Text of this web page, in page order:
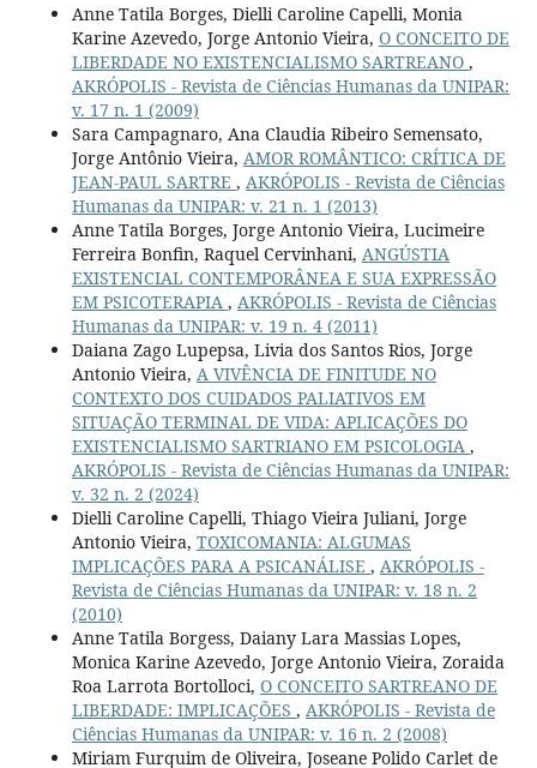
Anne Tatila Borges, Dielli Caroline Capelli, Monia
Karine Azevedo, Jorge Antonio Vieira, O CONCEITO DE
LIBERDADE NO EXISTENCIALISMO SARTREANO ,
AKRÓPOLIS - Revista de Ciências Humanas da UNIPAR:
v. 17 n. 1 (2009)
Sara Campagnaro, Ana Claudia Ribeiro Semensato,
Jorge Antônio Vieira, AMOR ROMÂNTICO: CRÍTICA DE
JEAN-PAUL SARTRE , AKRÓPOLIS - Revista de Ciências
Humanas da UNIPAR: v. 21 n. 1 (2013)
Anne Tatila Borges, Jorge Antonio Vieira, Lucimeire
Ferreira Bonfin, Raquel Cervinhani, ANGÚSTIA
EXISTENCIAL CONTEMPORÂNEA E SUA EXPRESSÃO
EM PSICOTERAPIA , AKRÓPOLIS - Revista de Ciências
Humanas da UNIPAR: v. 19 n. 4 (2011)
Daiana Zago Lupepsa, Livia dos Santos Rios, Jorge
Antonio Vieira, A VIVÊNCIA DE FINITUDE NO
CONTEXTO DOS CUIDADOS PALIATIVOS EM
SITUAÇÃO TERMINAL DE VIDA: APLICAÇÕES DO
EXISTENCIALISMO SARTRIANO EM PSICOLOGIA ,
AKRÓPOLIS - Revista de Ciências Humanas da UNIPAR:
v. 32 n. 2 (2024)
Dielli Caroline Capelli, Thiago Vieira Juliani, Jorge
Antonio Vieira, TOXICOMANIA: ALGUMAS
IMPLICAÇÕES PARA A PSICANÁLISE , AKRÓPOLIS -
Revista de Ciências Humanas da UNIPAR: v. 18 n. 2
(2010)
Anne Tatila Borgess, Daiany Lara Massias Lopes,
Monica Karine Azevedo, Jorge Antonio Vieira, Zoraida
Roa Larrota Bortolloci, O CONCEITO SARTREANO DE
LIBERDADE: IMPLICAÇÕES , AKRÓPOLIS - Revista de
Ciências Humanas da UNIPAR: v. 16 n. 2 (2008)
Miriam Furquim de Oliveira, Joseane Polido Carlet de